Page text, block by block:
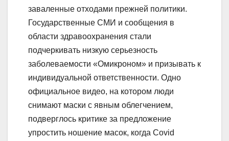
заваленные отходами прежней политики.
Государственные СМИ и сообщения в
области здравоохранения стали
подчеркивать низкую серьезность
заболеваемости «Омикроном» и призывать к
индивидуальной ответственности. Одно
официальное видео, на котором люди
снимают маски с явным облегчением,
подверглось критике за предложение
упростить ношение масок, когда Covid